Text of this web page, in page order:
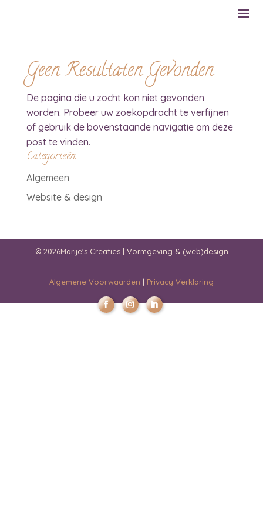
Geen Resultaten Gevonden
De pagina die u zocht kon niet gevonden
worden. Probeer uw zoekopdracht te verfijnen
of gebruik de bovenstaande navigatie om deze
post te vinden.
Categorieën
Algemeen
Website & design
© 2026Marije's Creaties | Vormgeving & (web)design
Algemene Voorwaarden | Privacy Verklaring